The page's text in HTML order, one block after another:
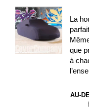
La
que
à
AU-